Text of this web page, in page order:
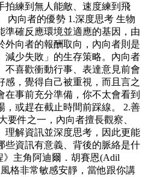
拍練到無人能敵、速度練到飛
內向者的優勢 1.深度思考 生物
準確反應環境並適應的基因，由
外向者的報酬取向，內向者則是
減少失敗」的生存策略。內向者
不喜歡衝動行事、表達意見前會
感，覺得自己被重視，而且言之
事前充分準備，你不太會看到
，或趕在截止時間前踩線。 2.善
要件之一，內向者擅長觀察、
理解資訊並深度思考，因此更能
些資訊有意義、背後的脈絡是什
主角阿迪爾．胡賽恩(Adil
格非常敏感安靜，當他跟你講